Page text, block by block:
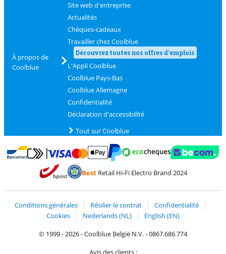
À propos de
Coolblue
Site web d'entreprise
Actualités
Chèques-cadeaux
Travailler chez Coolblue
Découvrez toutes nos offres d'emplois
L'Appli Coolblue
Coolblue Pays-Bas
Coolblue Allemagne
Confidentialité
Déclaration d'accessibilité
Tout sur Coolblue
Payer avec Bancontact
Payer avec MasterCard et Visa via ClickToPay
Payer avec PayPal
BestRetail Hi-Fi Electro Brand 2024
Conditions générales Résilier le contrat
Confidentialité
Cookies
Nederlands (NL)
English (EN)
© 1999 - 2026 - Coolblue België N.V. - 0867.686.774
Avis des clients :